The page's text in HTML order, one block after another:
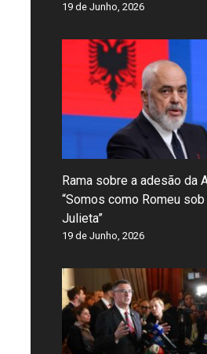
19 de Junho, 2026
Rama sobre a adesão da
“Somos como Romeu
Julieta”
19 de Junho, 2026